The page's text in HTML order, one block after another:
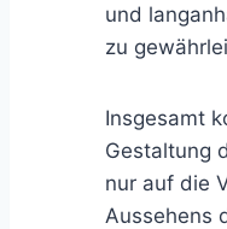
und
zu
Insgesamt
Gestaltung
nur auf die
Aussehens